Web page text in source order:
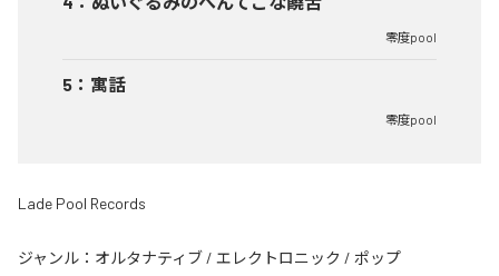
零度pool
5 ： 寓話
零度pool
Lade Pool Records
ジャンル： オルタナティブ / エレクトロニック / ポップ